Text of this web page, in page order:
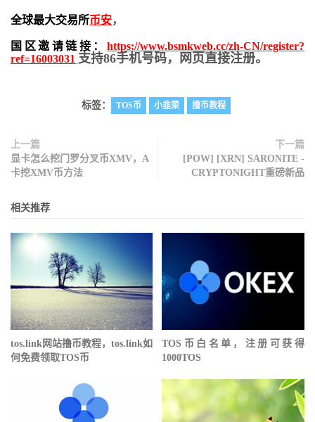
全球最大交易所币安，
国区邀请链接： https://www.bsmkweb.cc/zh-CN/register?
ref=16003031 支持86手机号码，网页直接注册。
标签： TOS币 小韭菜 撸币教程
上一篇
显卡怎么挖门罗分叉币XMV，A
卡挖XMV币方法
下一篇
[POW] [XRN] SARONITE -
CRYPTONIGHT重磅新品
相关推荐
tos.link网站撸币教程，tos.link如
何免费领取TOS币
TOS币白名单，注册可获得
1000TOS